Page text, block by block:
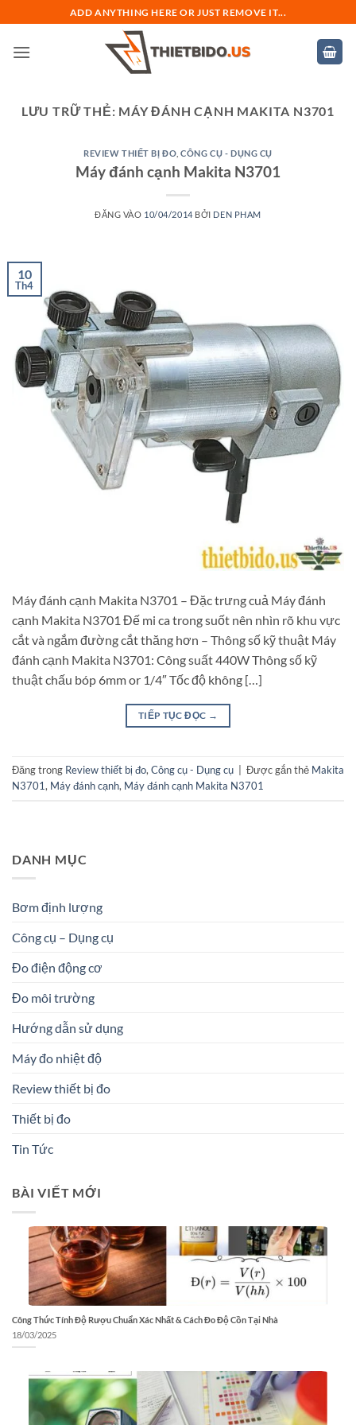
qua
nội
ADD ANYTHING HERE OR JUST REMOVE IT...
LƯU TRỮ THẺ: MÁY ĐÁNH CẠNH MAKITA N3701
REVIEW THIẾT BỊ ĐO ,CÔNG CỤ - DỤNG CỤ
Máy đánh cạnh Makita N3701
ĐĂNG VÀO 10/04/2014 BỞI DEN PHAM
10
Th4
Máy đánh cạnh Makita N3701 – Đặc trưng cuả Máy đánh
cạnh Makita N3701 Đế mi ca trong suốt nên nhìn rõ khu vực
cắt và ngắm đường cắt thăng hơn – Thông số kỹ thuật Máy
đánh cạnh Makita N3701: Công suất 440W Thông số kỹ
thuật chấu bóp 6mm or 1/4″ Tốc độ không […]
TIẾP TỤC ĐỌC →
Đăng trong Review thiết bị đo, Công cụ - Dụng cụ Được gắn thẻ Makita
N3701, Máy đánh cạnh, Máy đánh cạnh Makita N3701
DANH MỤC
Bơm định lượng
Công cụ – Dụng cụ
Đo điện động cơ
Đo môi trường
Hướng dẫn sử dụng
Máy đo nhiệt độ
Review thiết bị đo
Thiết bị đo
Tin Tức
BÀI VIẾT MỚI
Công Thức Tính Độ Rượu Chuẩn Xác Nhất & Cách Đo Độ Cồn Tại Nhà
18/03/2025